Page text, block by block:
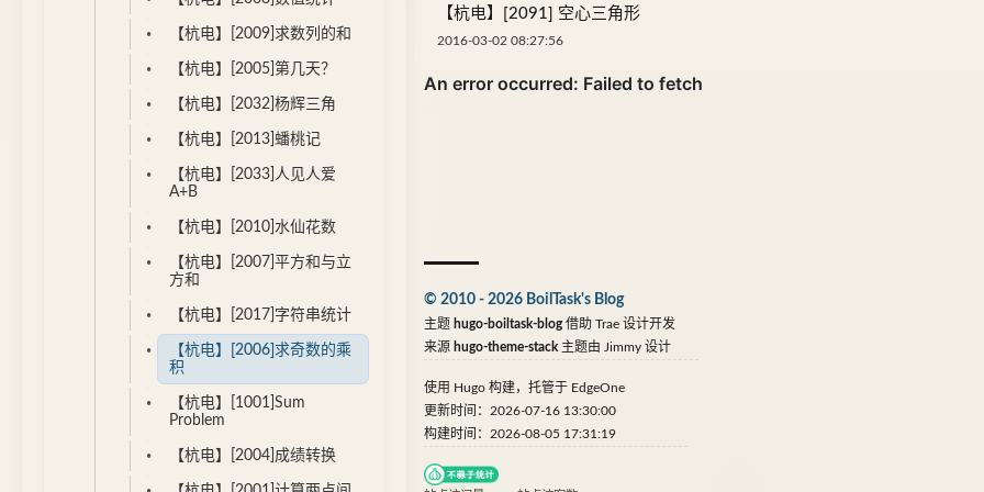
【杭电】[2009]求数列的和
【杭电】[2005]第几天？
【杭电】[2032]杨辉三角
【杭电】[2013]蟠桃记
【杭电】[2033]人见人爱
A+B
【杭电】[2010]水仙花数
【杭电】[2007]平方和与立
方和
【杭电】[2017]字符串统计
【杭电】[2006]求奇数的乘
积
【杭电】[1001]Sum
Problem
【杭电】[2004]成绩转换
【杭电】[2091] 空心三角形
2016-03-02 08:27:56
© 2010 - 2026 BoilTask's Blog
主题 hugo-boiltask-blog借助 Trae 设计开发
来源 hugo-theme-stack 主题由 Jimmy 设计
使用 Hugo 构建，托管于 EdgeOne
更新时间：2026-07-16 13:30:00
构建时间：2026-08-05 17:31:19